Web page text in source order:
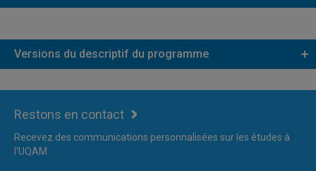
Versions du descriptif du programme
Restons en contact
Recevez des communications personnalisées sur les études à
l'UQAM.